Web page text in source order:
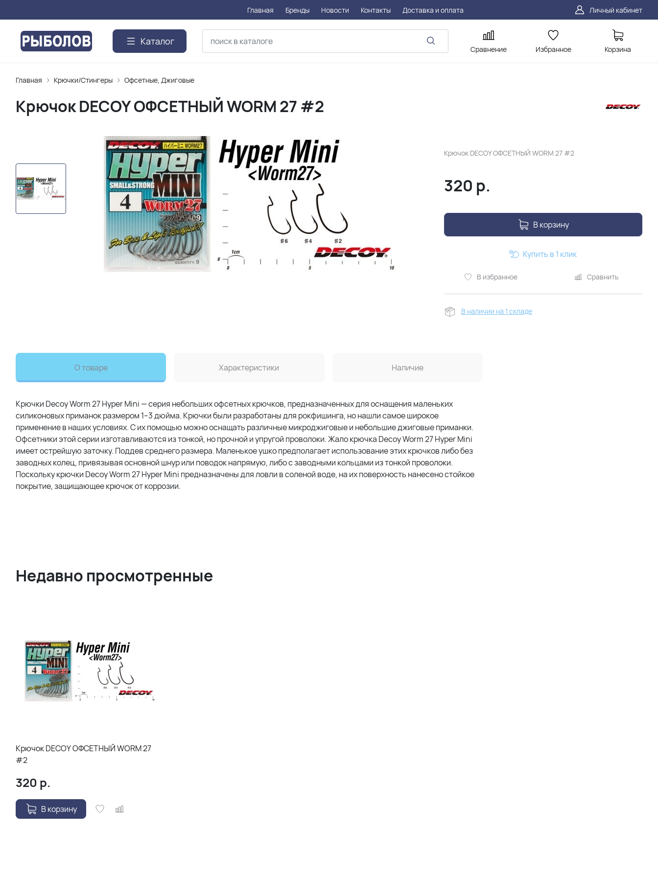
Главная Бренды Новости Контакты Доставка и оплата Личный кабинет
Каталог
Сравнение Избранное Корзина
Главная Крючки/Стингеры Офсетные, Джиговые
Крючок DECOY ОФСЕТНЫЙ WORM 27 #2
Крючок DECOY ОФСЕТНЫЙ WORM 27 #2
320 р.
В корзину
В избранное Сравнить
Купить в 1 клик
В наличии на 1 складе
О товаре Характеристики Наличие
Крючки Decoy Worm 27 Hyper Mini — серия небольших офсетных крючков, предназначенных для оснащения маленьких
силиконовых приманок размером 1–3 дюйма. Крючки были разработаны для рокфишинга, но нашли самое широкое
применение в наших условиях. С их помощью можно оснащать различные микроджиговые и небольшие джиговые приманки.
Офсетники этой серии изготавливаются из тонкой, но прочной и упругой проволоки. Жало крючка Decoy Worm 27 Hyper Mini
имеет острейшую заточку. Поддев среднего размера. Маленькое ушко предполагает использование этих крючков либо без
заводных колец, привязывая основной шнур или поводок напрямую, либо с заводными кольцами из тонкой проволоки.
Поскольку крючки Decoy Worm 27 Hyper Mini предназначены для ловли в соленой воде, на их поверхность нанесено стойкое
покрытие, защищающее крючок от коррозии.
Недавно просмотренные
Крючок DECOY ОФСЕТНЫЙ WORM 27
#2
320 р.
В корзину